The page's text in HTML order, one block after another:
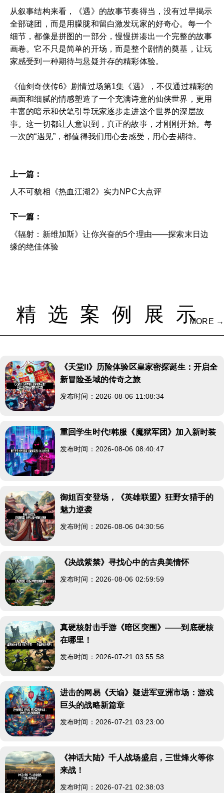
从叙事结构来看，《遇》的故事节奏得当，没有过早揭示
全部谜团，而是用朦胧和留白激发玩家的好奇心。每一个
细节，都像是拼图的一部分，慢慢拼凑出一个完整的故事
画卷。它不只是简单的开场，而是整个剧情的奠基，让玩
家感受到一种期待与悬疑并存的精彩体验。
《仙剑奇侠传6》剧情过场第1集《遇》，不仅通过精彩的
画面和细腻的情感塑造了一个充满诗意的仙侠世界，更用
丰富的暗示和伏笔引导玩家逐步走进这个世界的深层故
事。这一切都让人意识到，真正的故事，才刚刚开始。每
一次的“遇见”，都值得我们用心去感受，用心去期待。
上一篇：
人不可貌相《热血江湖2》实力NPC大点评
下一篇：
《辐射：新维加斯》让你兴奋的5个理由——探索末日边
缘的绝佳体验
精选案例展示MORE →
《天堂II》历险体验区皇家密探诞生：开启全
新冒险圣域的传奇之旅
发布时间：2026-08-06 11:08:34
重回学生时代!韩服《魔狱军团》加入新时装
发布时间：2026-08-06 08:40:47
御姐百变登场，《英雄联盟》狂野女猎手的
魅力逆袭
发布时间：2026-08-06 04:30:56
《决战紫禁》寻找心中的古典美情怀
发布时间：2026-08-06 02:59:59
真硬核射击手游《暗区突围》——到底硬核
在哪里！
发布时间：2026-07-21 03:55:58
进击的网易《天谕》疑进军亚洲市场：游戏
巨头的战略新篇章
发布时间：2026-07-21 03:23:00
《神话大陆》千人战场盛启，三世烽火等你
来战！
发布时间：2026-07-21 02:38:03